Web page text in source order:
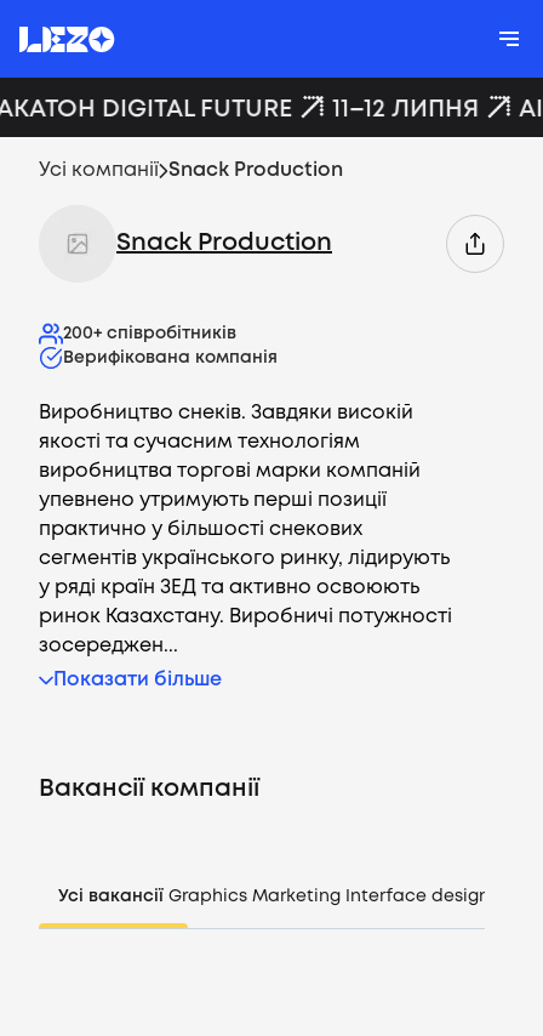
CV генератор
DIGITAL FUTURE 11–12 ЛИПНЯ
Усі компанії Snack Production
Snack Production
200+ співробітників
Верифікована компанія
Виробництво снеків. Завдяки високій
якості та сучасним технологіям
виробництва торгові марки компаній
упевнено утримують перші позиції
практично у більшості снекових
сегментів українського ринку, лідирують
у ряді країн ЗЕД та активно освоюють
ринок Казахстану. Виробничі потужності
зосереджен...
Показати більше
Вакансії компанії
Усі вакансії Graphics Marketing Interface design